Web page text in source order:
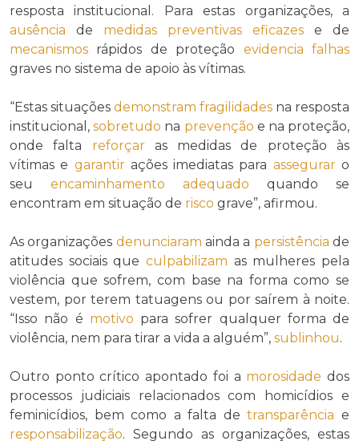
resposta institucional. Para estas organizações, a
ausência de medidas preventivas eficazes e de
mecanismos rápidos de proteção evidencia falhas
graves no sistema de apoio às vítimas.
“Estas situações demonstram fragilidades na resposta
institucional,sobretudo na prevenção e na proteção,
onde falta reforçaras medidas de proteção às
vítimas e garantirações imediatas para asseguraro
seu encaminhamento adequado quando se
encontram em situação de risco grave”, afirmou.
As organizações denunciaram ainda a persistência de
atitudes sociais que culpabilizam as mulheres pela
violência que sofrem, com base na forma como se
vestem, por terem tatuagens ou por saírem à noite.
“Isso não é motivo para sofrer qualquer forma de
violência, nem para tirar a vida a alguém”, sublinhou.
Outro ponto crítico apontado foi a morosidade dos
processos judiciais relacionados com homicídios e
feminicídios, bem como a falta detransparência e
responsabilização. Segundo as organizações, estas